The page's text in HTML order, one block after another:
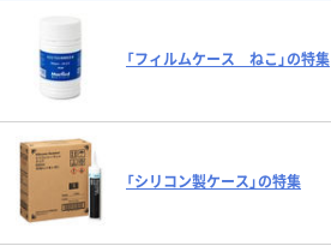
「フィルムケース ねこ」の特集
「シリコン製ケース」の特集